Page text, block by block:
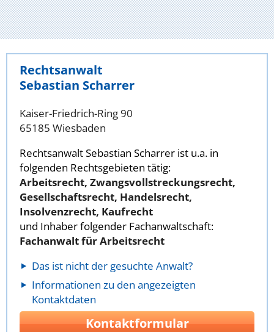
Rechtsanwalt
Sebastian Scharrer
Kaiser-Friedrich-Ring 90
65185 Wiesbaden
Rechtsanwalt Sebastian Scharrer ist u.a. in
folgenden Rechtsgebieten tätig:
Arbeitsrecht, Zwangsvollstreckungsrecht,
Gesellschaftsrecht, Handelsrecht,
Insolvenzrecht, Kaufrecht
und Inhaber folgender Fachanwaltschaft:
Fachanwalt für Arbeitsrecht
Das ist nicht der gesuchte Anwalt?
Informationen zu den angezeigten
Kontaktdaten
Kontaktformular